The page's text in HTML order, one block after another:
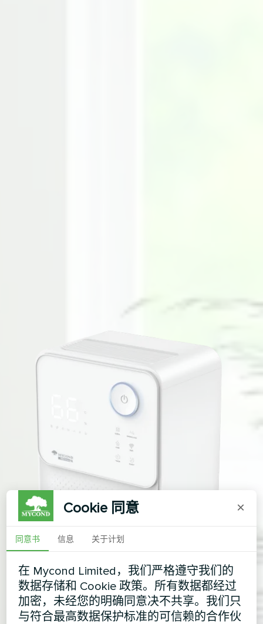
Cookie 同意 ×
同意书 信息 关于计划
在 Mycond Limited，我们严格遵守我们的
数据存储和 Cookie 政策。所有数据都经过
加密，未经您的明确同意决不共享。我们只
与符合最高数据保护标准的可信赖的合作伙